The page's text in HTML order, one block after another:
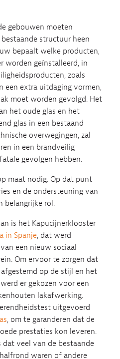
gebouwen moeten
structuur heen
bepaalt welke producten,
worden geïnstalleerd, in
zoals
een extra uitdaging vormen,
moet worden gevolgd. Het
het oude glas en het
glas in een bestaand
overwegingen, zal
in een brandveilig
gevolgen hebben.
maat nodig. Op dat punt
en de ondersteuning van
belangrijke rol.
is het Kapucijnerklooster
in Spanje, dat werd
een nieuw sociaal
Om ervoor te zorgen dat
op de stijl en het
er gekozen voor een
lakafwerking.
uitgevoerd
, om te garanderen dat de
prestaties kon leveren.
dat veel van de bestaande
waren of andere